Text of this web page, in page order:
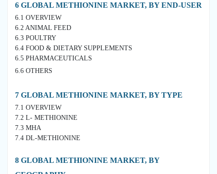
6 GLOBAL METHIONINE MARKET, BY END-USER
6.1 OVERVIEW
6.2 ANIMAL FEED
6.3 POULTRY
6.4 FOOD & DIETARY SUPPLEMENTS
6.5 PHARMACEUTICALS
6.6 OTHERS
7 GLOBAL METHIONINE MARKET, BY TYPE
7.1 OVERVIEW
7.2 L- METHIONINE
7.3 MHA
7.4 DL-METHIONINE
8 GLOBAL METHIONINE MARKET, BY